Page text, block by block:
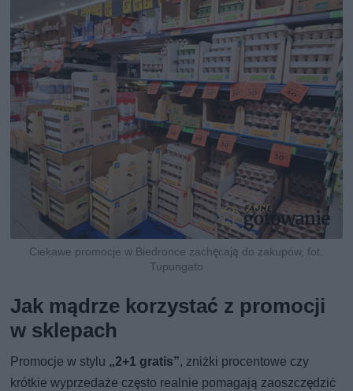
Ciekawe promocje w Biedronce zachęcają do zakupów, fot.
Tupungato
Jak mądrze korzystać z promocji
w sklepach
Promocje w stylu „2+1 gratis”, zniżki procentowe czy
krótkie wyprzedaże często realnie pomagają zaoszczędzić